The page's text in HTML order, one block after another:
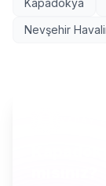
Kapadokya
Nevşehir